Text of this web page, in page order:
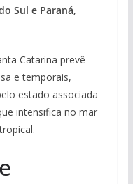
Sul e Paraná,
Catarina prevê
e temporais,
estado associada
intensifica no mar